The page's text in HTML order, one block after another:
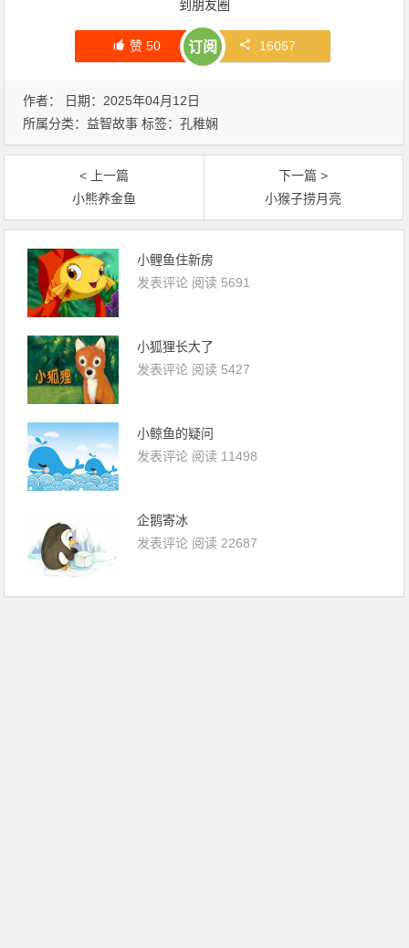
到朋友圈
赞50 订阅 16067
作者： 日期：2025年04月12日
所属分类： 益智故事 标签：孔稚娴
< 上一篇
小熊养金鱼
下一篇 >
小猴子捞月亮
小鲤鱼住新房
发表评论 阅读 5691
小狐狸长大了
发表评论 阅读 5427
小鲸鱼的疑问
发表评论 阅读 11498
企鹅寄冰
发表评论 阅读 22687